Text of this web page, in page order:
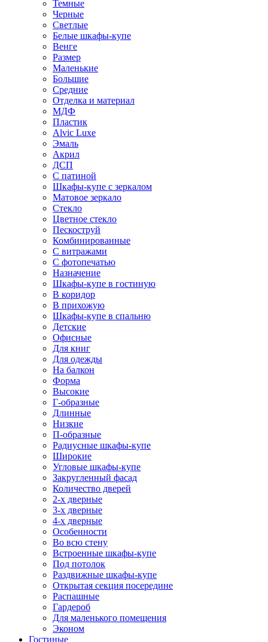
Темные
Черные
Светлые
Белые шкафы-купе
Венге
Размер
Маленькие
Большие
Средние
Отделка и материал
МДФ
Пластик
Alvic Luxe
Эмаль
Акрил
ДСП
С патиной
Шкафы-купе с зеркалом
Матовое зеркало
Стекло
Цветное стекло
Пескоструй
Комбинированные
С витражами
С фотопечатью
Назначение
Шкафы-купе в гостиную
В коридор
В прихожую
Шкафы-купе в спальню
Детские
Офисные
Для книг
Для одежды
На балкон
Форма
Высокие
Г-образные
Длинные
Низкие
П-образные
Радиусные шкафы-купе
Широкие
Угловые шкафы-купе
Закругленный фасад
Количество дверей
2-х дверные
3-х дверные
4-х дверные
Особенности
Во всю стену
Встроенные шкафы-купе
Под потолок
Раздвижные шкафы-купе
Открытая секция посередине
Распашные
Гардероб
Для маленького помещения
Эконом
Гостиные